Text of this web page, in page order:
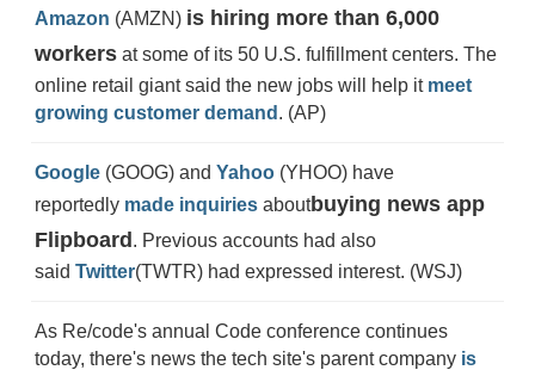
Amazon (AMZN) is hiring more than 6,000
workers at some of its 50 U.S. fulfillment centers. The
online retail giant said the new jobs will help it meet
growing customer demand . (AP)
Google (GOOG) and Yahoo (YHOO) have
reportedly made inquiries aboutbuying news app
Flipboard. Previous accounts had also
said Twitter(TWTR) had expressed interest. (WSJ)
As Re/code's annual Code conference continues
today, there's news the tech site's parent company is